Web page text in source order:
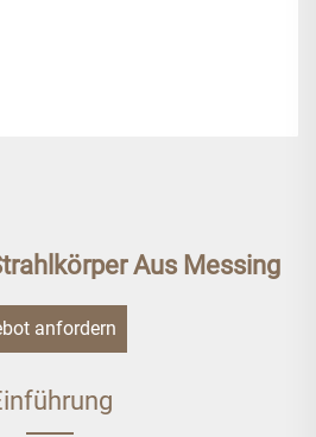
Aus Messing
anfordern